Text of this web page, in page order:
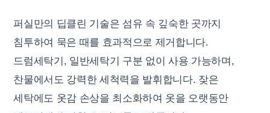
퍼실만의 딥클린 기술은 섬유 속 깊숙한 곳까지
침투하여 묵은 때를 효과적으로 제거합니다.
드럼세탁기, 일반세탁기 구분 없이 사용 가능하며,
찬물에서도 강력한 세척력을 발휘합니다. 잦은
세탁에도 옷감 손상을 최소화하여 옷을 오랫동안